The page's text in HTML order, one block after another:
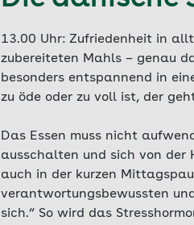
13.00 Uhr: Zufriedenheit in
zubereiteten Mahls – genau
besonders entspannend in
zu öde oder zu voll ist, der
Das Essen muss nicht
ausschalten und sich von der
auch in der kurzen
verantwortungsbewussten
sich.“ So wird das